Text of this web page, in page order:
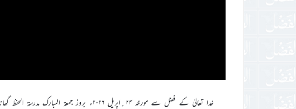
خدا تعالیٰ کے فضل سے مورخہ ۲۴؍اپریل ۲۰۲۶ء